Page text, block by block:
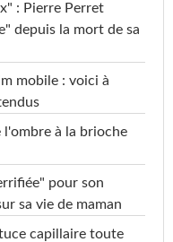
: Pierre Perret
depuis la mort de sa
mobile : voici à
l'ombre à la brioche
pour son
sa vie de maman
capillaire toute